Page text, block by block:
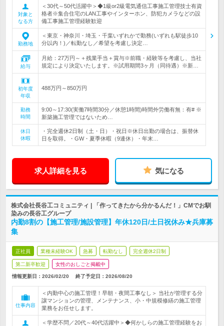
対象と
なる方
＜30代～50代活躍中＞◆1級or2級電気通信工事施工管理技士有資
格者※集合住宅のLAN工事やインターホン、防犯カメラなどの設
備工事施工管理経験歓迎
勤務地
＜東京・神奈川・埼玉・千葉いずれかで勤務(いずれも駅徒歩10
分以内！)／転勤なし／希望を考慮し決定…
給与
月給：27万円～＋残業手当＋賞与※前職・経験等を考慮し、当社
規定により決定いたします。※試用期間3ヶ月（同待遇）※新…
初年度
年収
488万円～850万円
勤務
時間
9:00～17:30(実働7時間30分／休憩1時間)時間外労働有無：有# ※
新築施工管理ではないため…
休日
休暇
・完全週休2日制（土・日）・祝日※休日出勤の場合は、振替休
日を取得。・GW・夏季休暇（9連休）・年末…
求人詳細を見る 気になる
株式会社長谷工コミュニティ | 「作ってきたから分かるんだ！」CMでお馴
染みの長谷工グループ
内勤8割の【施工管理/施設管理】年休120日/土日祝休み★兵庫募
集
正社員 業種未経験OK 急募 転勤なし 完全週休2日制
第二新卒歓迎 女性のおしごと掲載中
情報更新日：2026/02/20 終了予定日： 2026/08/20
仕事内容
＜内勤中心の施工管理！早朝・夜間工事なし＞ 当社が管理する分
譲マンションの管理、メンテナンス、小・中規模修繕の施工管理
業務をお任せします。
＜学歴不問／20代～40代活躍中＞◆何かしらの施工管理経験をお